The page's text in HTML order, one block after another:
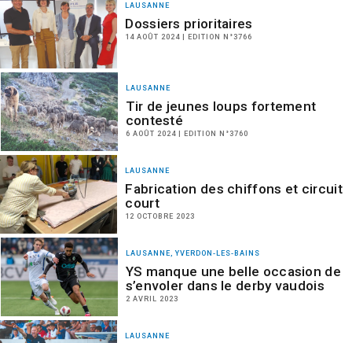
LAUSANNE
Dossiers prioritaires
14 AOÛT 2024 | EDITION N°3766
LAUSANNE
Tir de jeunes loups fortement
contesté
6 AOÛT 2024 | EDITION N°3760
LAUSANNE
Fabrication des chiffons et circuit
court
12 OCTOBRE 2023
LAUSANNE, YVERDON-LES-BAINS
YS manque une belle occasion de
s’envoler dans le derby vaudois
2 AVRIL 2023
LAUSANNE